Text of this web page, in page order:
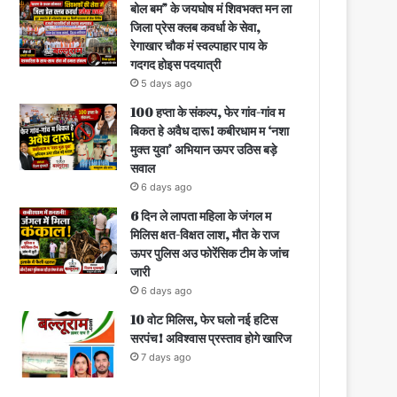
बोल बम” के जयघोष मं शिवभक्त मन ला
जिला प्रेस क्लब कवर्धा के सेवा,
रेगाखार चौक मं स्वल्पाहार पाय के
गदगद होइस पदयात्री
5 days ago
100 हप्ता के संकल्प, फेर गांव-गांव म
बिकत हे अवैध दारू! कबीरधाम म ‘नशा
मुक्त युवा’ अभियान ऊपर उठिस बड़े
सवाल
6 days ago
6 दिन ले लापता महिला के जंगल म
मिलिस क्षत-विक्षत लाश, मौत के राज
ऊपर पुलिस अउ फोरेंसिक टीम के जांच
जारी
6 days ago
10 वोट मिलिस, फेर घलो नई हटिस
सरपंच! अविश्वास प्रस्ताव होगे खारिज
7 days ago